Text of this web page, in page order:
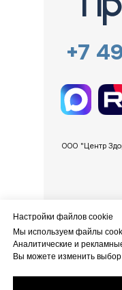
*-Запрещенная
+7
ООО "Центр
Настройки файлов cookie
Мы используем файлы
Аналитические и
Вы можете изменить выбор
Политика